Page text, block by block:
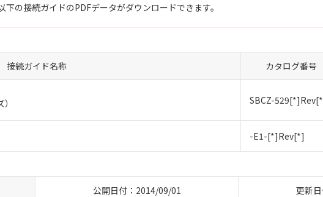
下の接続ガイドのPDFデータがダウンロードできます。
接続ガイド名称 カタログ番号
SBCZ-
-E1-[*]Rev[*]
公開日付：2014/09/01 更新